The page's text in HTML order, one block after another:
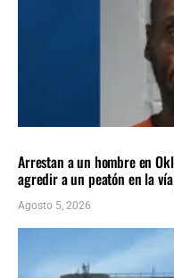
Arrestan a un hombre en
agredir a un peatón en la
Agosto 5, 2026